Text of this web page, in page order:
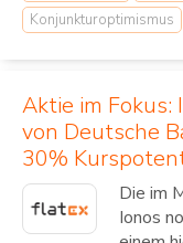
Konjunkturoptimismus
Aktie im Fokus:
von Deutsche
30%
Die im
Ionos